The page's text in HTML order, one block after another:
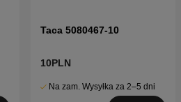
Taca 5080467-10
10PLN
Na zam. Wysyłka za 2–5 dni